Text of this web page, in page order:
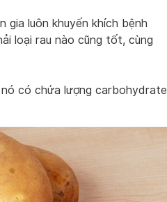
gia luôn khuyến khích bệnh
loại rau nào cũng tốt, cùng
có chứa lượng carbohydrate